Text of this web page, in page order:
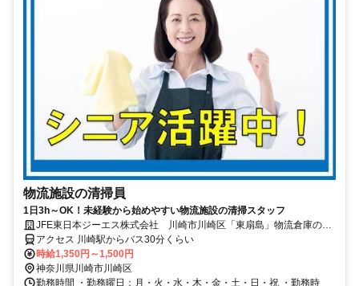
物流施設の清掃員
1日3h～OK！未経験から始めやすい物流施設の清掃スタッフ
JFE東日本ジーエス株式会社 川崎市川崎区「東扇島」物流倉庫の日
常清掃
アクセス 川崎駅からバス30分くらい
時給1,350円～1,500円
神奈川県川崎市川崎区
勤務時間 ・勤務曜日：月・火・水・木・金・土・日・祝 ・勤務時